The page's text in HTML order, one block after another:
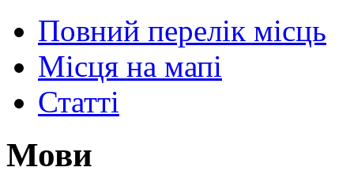
Повний перелік місць
Місця на мапі
Статті
Мови